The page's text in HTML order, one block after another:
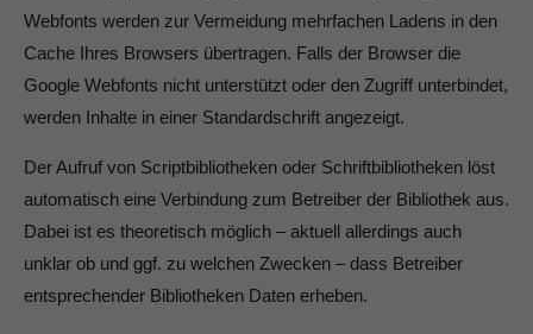
Webfonts werden zur Vermeidung mehrfachen Ladens in den
Cache Ihres Browsers übertragen. Falls der Browser die
Google Webfonts nicht unterstützt oder den Zugriff unterbindet,
werden Inhalte in einer Standardschrift angezeigt.
Der Aufruf von Scriptbibliotheken oder Schriftbibliotheken löst
automatisch eine Verbindung zum Betreiber der Bibliothek aus.
Dabei ist es theoretisch möglich – aktuell allerdings auch
unklar ob und ggf. zu welchen Zwecken – dass Betreiber
entsprechender Bibliotheken Daten erheben.